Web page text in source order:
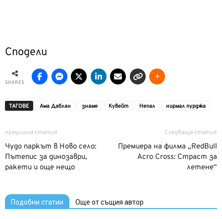
Сподели
SHARES
ТАГОВЕ Ама Даблан знаме Кувейт Непал нирмал пурджа
предишна статия
Чудо паркът в Ново село:
Пътепис за динозаври,
ракети и още нещо
Следваща статия
Премиера на филма „RedBull
Acro Cross: Страст за
летене“
Подобни статии Още от същия автор